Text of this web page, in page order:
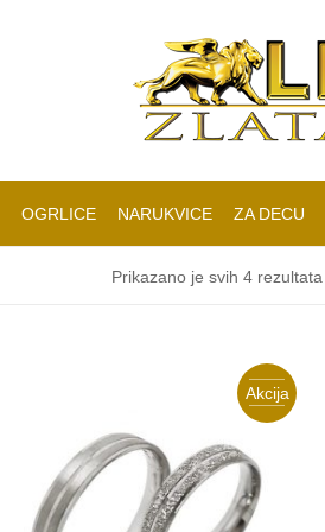
OGRLICE NARUKVICE ZA DECU
Prikazano je svih 4 rezultata
Akcija